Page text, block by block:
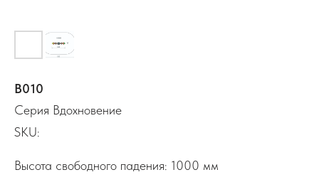
В010
Серия Вдохновение
SKU:
Высота свободного падения: 1000 мм